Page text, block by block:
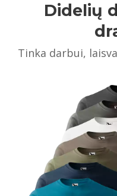
Didelių
Tinka darbui,